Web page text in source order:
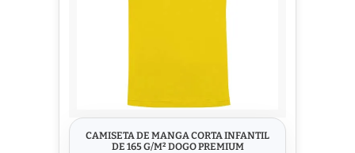
CAMISETA DE MANGA CORTA INFANTIL
DE 165 G/M² DOGO PREMIUM